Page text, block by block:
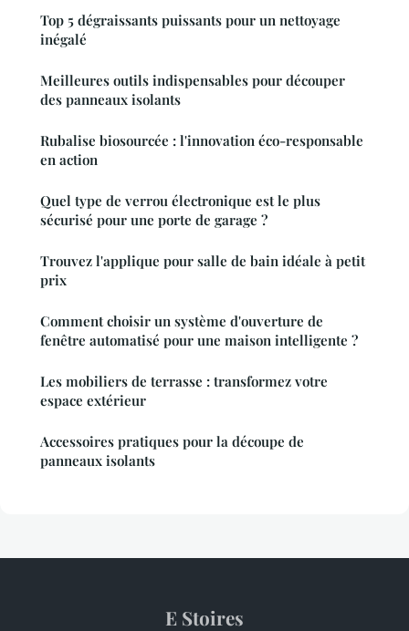
Top 5 dégraissants puissants pour un nettoyage
inégalé
Meilleures outils indispensables pour découper
des panneaux isolants
Rubalise biosourcée : l'innovation éco-responsable
en action
Quel type de verrou électronique est le plus
sécurisé pour une porte de garage ?
Trouvez l'applique pour salle de bain idéale à petit
prix
Comment choisir un système d'ouverture de
fenêtre automatisé pour une maison intelligente ?
Les mobiliers de terrasse : transformez votre
espace extérieur
Accessoires pratiques pour la découpe de
panneaux isolants
E Stoires